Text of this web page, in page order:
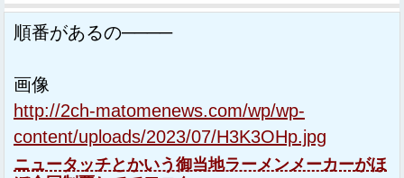
順番があるの────
画像
http://2ch-matomenews.com/wp/wp-
content/uploads/2023/07/H3K3OHp.jpg
ニュータッチとかいう御当地ラーメンメーカーがほ